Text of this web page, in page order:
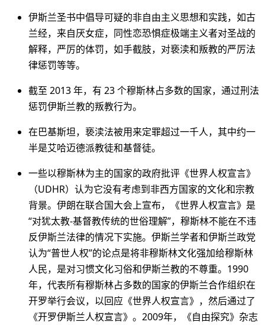
伊斯兰圣书中倡导可疑的非自由主义思想和实践，如古
兰经，来自厌女症，同性恋恐惧症极端主义者对圣战的
解释，严厉的体罚，如手截肢，对亵渎和叛教的严厉法
律惩罚等等。
截至 2013 年，有 23 个穆斯林占多数的国家，通过刑法
惩罚伊斯兰教的叛教行为。
在巴基斯坦，亵渎法被用来定罪超过一千人，其中约一
半是艾哈迈德派教徒和基督徒。
一些以穆斯林为主的国家的政府批评《世界人权宣言》
（UDHR）认为它没有考虑到非西方国家的文化和宗教
背景。伊朗在联合国大会上宣布，《世界人权宣言》是
“对犹太教-基督教传统的世俗理解”，穆斯林不能在不违
反伊斯兰法律的情况下实施。伊斯兰学者和伊斯兰政党
认为“普世人权”的论点是将非穆斯林文化强加给穆斯林
人民，是对习惯文化习俗和伊斯兰教的不尊重。1990
年，代表所有穆斯林占多数的国家的伊斯兰合作组织在
开罗举行会议，以回应《世界人权宣言》，然后通过了
《开罗伊斯兰人权宣言》。2009年，《自由探究》杂志